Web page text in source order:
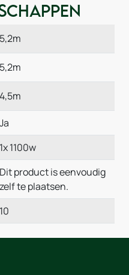
5,2m
5,2m
4,5m
Ja
1x 1100w
Dit product is eenvoudig
zelf te plaatsen.
10